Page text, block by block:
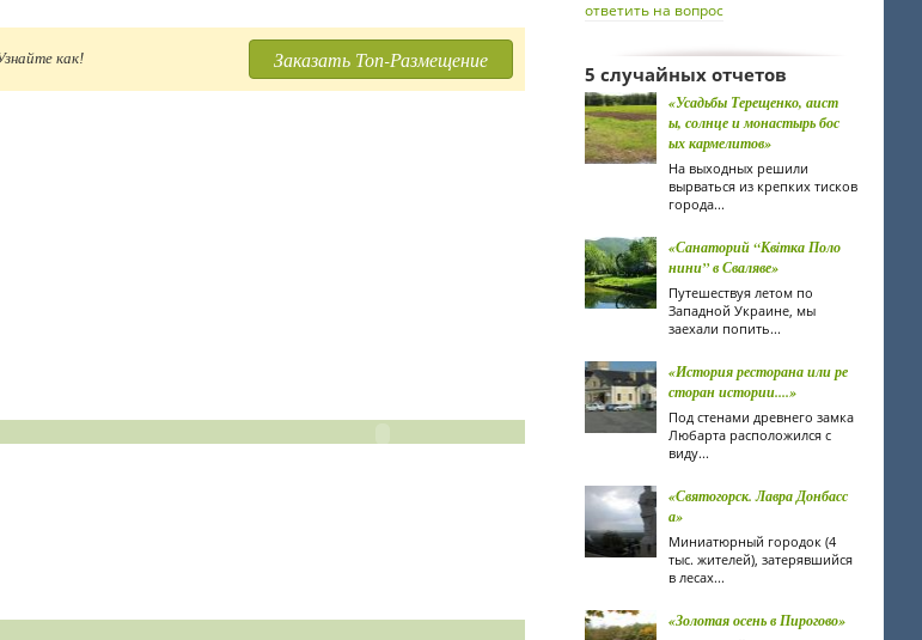
как! Заказать Топ-Размещение
ответить на вопрос
5 случайных отчетов
«Усадьбы Терещенко, аист
ы, солнце и монастырь бос
ых кармелитов»
На выходных решили
вырваться из крепких тисков
города...
«Санаторий “Квiтка Поло
нини” в Сваляве»
Путешествуя летом по
Западной Украине, мы
заехали попить...
«История ресторана или ре
сторан истории....»
Под стенами древнего замка
Любарта расположился с
виду...
«Святогорск. Лавра Донбасс
а»
Миниатюрный городок (4
тыс. жителей), затерявшийся
в лесах...
«Золотая осень в Пирогово»